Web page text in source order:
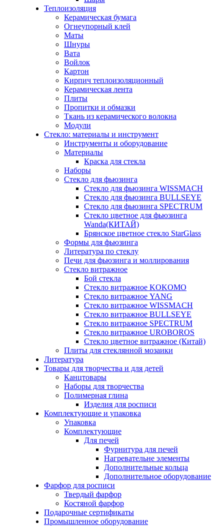
Теплоизоляция
Керамическая бумага
Огнеупорный клей
Маты
Шнуры
Вата
Войлок
Картон
Кирпич теплоизоляционный
Керамическая лента
Плиты
Пропитки и обмазки
Ткань из керамического волокна
Модули
Стекло: материалы и инструмент
Инструменты и оборудование
Материалы
Краска для стекла
Наборы
Стекло для фьюзинга
Стекло для фьюзинга WISSMACH
Стекло для фьюзинга BULLSEYE
Стекло для фьюзинга SPECTRUM
Стекло цветное для фьюзинга
Wanda(КИТАЙ)
Брянское цветное стекло StarGlass
Формы для фьюзинга
Литература по стеклу
Печи для фьюзинга и моллирования
Стекло витражное
Бой стекла
Стекло витражное KOKOMO
Стекло витражное YANG
Стекло витражное WISSMACH
Стекло витражное BULLSEYE
Стекло витражное SPECTRUM
Стекло витражное UROBOROS
Стекло цветное витражное (Китай)
Плиты для стеклянной мозаики
Литература
Товары для творчества и для детей
Канцтовары
Наборы для творчества
Полимерная глина
Изделия для росписи
Комплектующие и упаковка
Упаковка
Комплектующие
Для печей
Фурнитура для печей
Нагревательне элементы
Дополнительные кольца
Дополнительное оборудование
Фарфор для росписи
Твердый фарфор
Костяной фарфор
Подарочные сертификаты
Промышленное оборудование